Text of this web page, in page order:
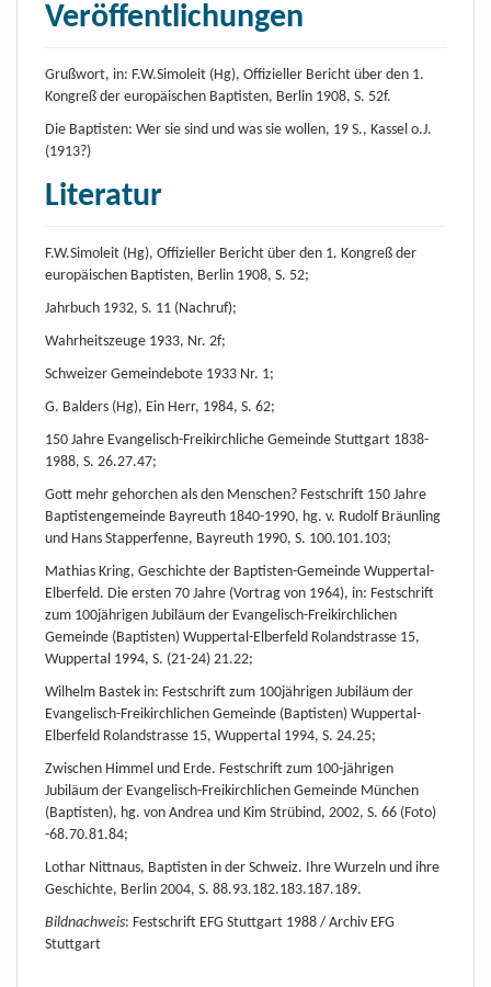
Veröffentlichungen
Grußwort, in: F.W.Simoleit (Hg), Offizieller Bericht über den 1.
Kongreß der europäischen Baptisten, Berlin 1908, S. 52f.
Die Baptisten: Wer sie sind und was sie wollen, 19 S., Kassel o.J.
(1913?)
Literatur
F.W.Simoleit (Hg), Offizieller Bericht über den 1. Kongreß der
europäischen Baptisten, Berlin 1908, S. 52;
Jahrbuch 1932, S. 11 (Nachruf);
Wahrheitszeuge 1933, Nr. 2f;
Schweizer Gemeindebote 1933 Nr. 1;
G. Balders (Hg), Ein Herr, 1984, S. 62;
150 Jahre Evangelisch-Freikirchliche Gemeinde Stuttgart 1838-
1988, S. 26.27.47;
Gott mehr gehorchen als den Menschen? Festschrift 150 Jahre
Baptistengemeinde Bayreuth 1840-1990, hg. v. Rudolf Bräunling
und Hans Stapperfenne, Bayreuth 1990, S. 100.101.103;
Mathias Kring, Geschichte der Baptisten-Gemeinde Wuppertal-
Elberfeld. Die ersten 70 Jahre (Vortrag von 1964), in: Festschrift
zum 100jährigen Jubiläum der Evangelisch-Freikirchlichen
Gemeinde (Baptisten) Wuppertal-Elberfeld Rolandstrasse 15,
Wuppertal 1994, S. (21-24) 21.22;
Wilhelm Bastek in: Festschrift zum 100jährigen Jubiläum der
Evangelisch-Freikirchlichen Gemeinde (Baptisten) Wuppertal-
Elberfeld Rolandstrasse 15, Wuppertal 1994, S. 24.25;
Zwischen Himmel und Erde. Festschrift zum 100-jährigen
Jubiläum der Evangelisch-Freikirchlichen Gemeinde München
(Baptisten), hg. von Andrea und Kim Strübind, 2002, S. 66 (Foto)
-68.70.81.84;
Lothar Nittnaus, Baptisten in der Schweiz. Ihre Wurzeln und ihre
Geschichte, Berlin 2004, S. 88.93.182.183.187.189.
Bildnachweis: Festschrift EFG Stuttgart 1988 / Archiv EFG
Stuttgart